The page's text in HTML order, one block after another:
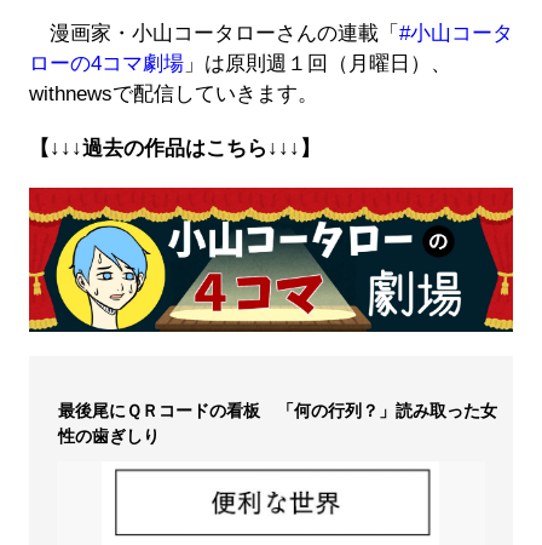
漫画家・小山コータローさんの連載「 #小山コータ
ローの4コマ劇場」は原則週１回（月曜日）、
withnewsで配信していきます。
【↓↓↓過去の作品はこちら↓↓↓】
最後尾にＱＲコードの看板 「何の行列？」読み取った女
性の歯ぎしり